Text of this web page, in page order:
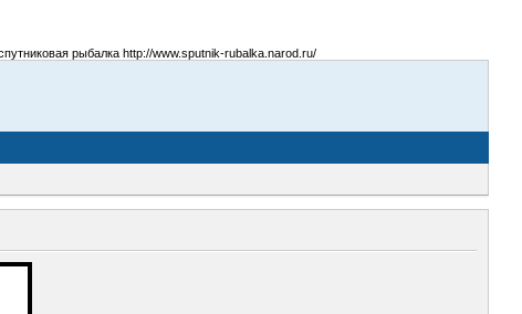
рыбалка http://www.sputnik-rubalka.narod.ru/